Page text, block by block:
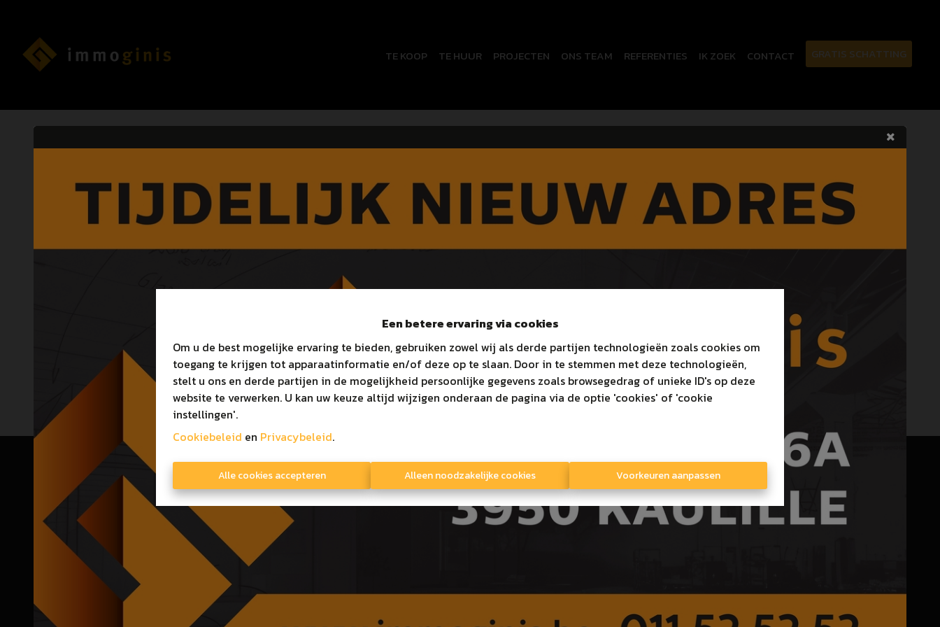
Een betere ervaring via cookies
Om u de best mogelijke ervaring te bieden, gebruiken zowel wij als derde partijen technologieën zoals cookies om
toegang te krijgen tot apparaatinformatie en/of deze op te slaan. Door in te stemmen met deze technologieën,
stelt u ons en derde partijen in de mogelijkheid persoonlijke gegevens zoals browsegedrag of unieke ID's op deze
website te verwerken. U kan uw keuze altijd wijzigen onderaan de pagina via de optie 'cookies' of 'cookie
instellingen'.
Cookiebeleid en Privacybeleid.
Alle cookies accepteren Alleen noodzakelijke cookies Voorkeuren aanpassen
TE KOOP TE HUUR PROJECTEN ONS TEAM REFERENTIES IK ZOEK CONTACT GRATIS SCHATTING
Immo Ginis BV
Marsestraat 66A, 3950 Kaulille
011/52.52.52
info@immoginis.be
Toezichthoudende autoriteit
Beroepsinstituut van vastgoedmakelaars
+32 2 505 38 50 - info@biv.be
Lid van